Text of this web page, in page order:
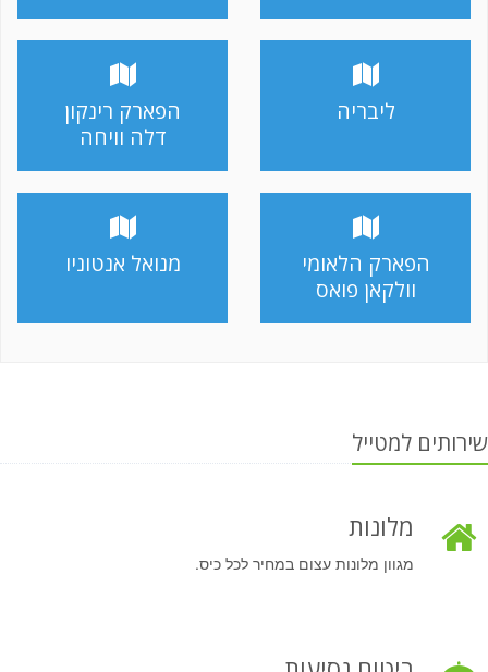
ליבריה
הפארק רינקון
דלה וויחה
הפארק הלאומי
וולקאן פואס
מנואל אנטוניו
שירותים למטייל
מלונות
מגוון מלונות עצום במחיר לכל כיס.